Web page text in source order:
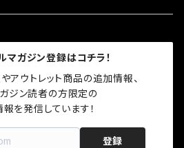
マガジン登録はコチラ！
アウトレット商品の追加情報、
ジン読者の方限定の
を発信しています！
登録